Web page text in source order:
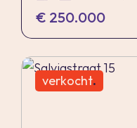
€ 250.000
verkocht.